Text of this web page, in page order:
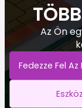
Az Ön
Fedezze Fel Az